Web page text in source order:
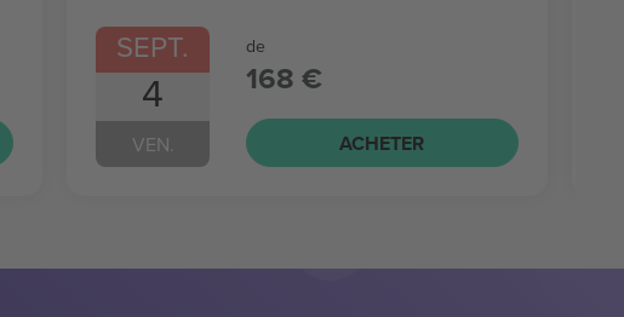
SEPT.
4
VEN.
de
168 €
ACHETER